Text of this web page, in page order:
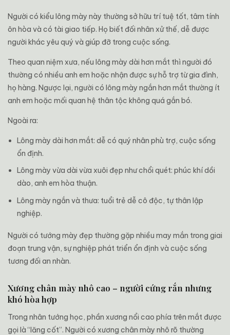
Người có kiểu lông mày này thường sở hữu trí tuệ tốt, tâm tính
ôn hòa và có tài giao tiếp. Họ biết đối nhân xử thế, dễ được
người khác yêu quý và giúp đỡ trong cuộc sống.
Theo quan niệm xưa, nếu lông mày dài hơn mắt thì người đó
thường có nhiều anh em hoặc nhận được sự hỗ trợ từ gia đình,
họ hàng. Ngược lại, người có lông mày ngắn hơn mắt thường ít
anh em hoặc mối quan hệ thân tộc không quá gắn bó.
Ngoài ra:
Lông mày dài hơn mắt: dễ có quý nhân phù trợ, cuộc sống
ổn định.
Lông mày vừa dài vừa xuôi đẹp như chổi quét: phúc khí dồi
dào, anh em hòa thuận.
Lông mày ngắn và thưa: tuổi trẻ dễ cô độc, tự thân lập
nghiệp.
Người có tướng mày đẹp thường gặp nhiều may mắn trong giai
đoạn trung vận, sự nghiệp phát triển ổn định và cuộc sống
tương đối an nhàn.
Xương chân mày nhô cao – người cứng rắn nhưng
khó hòa hợp
Trong nhân tướng học, phần xương nổi cao phía trên mắt được
gọi là “lăng cốt”. Người có xương chân mày nhô rõ thường